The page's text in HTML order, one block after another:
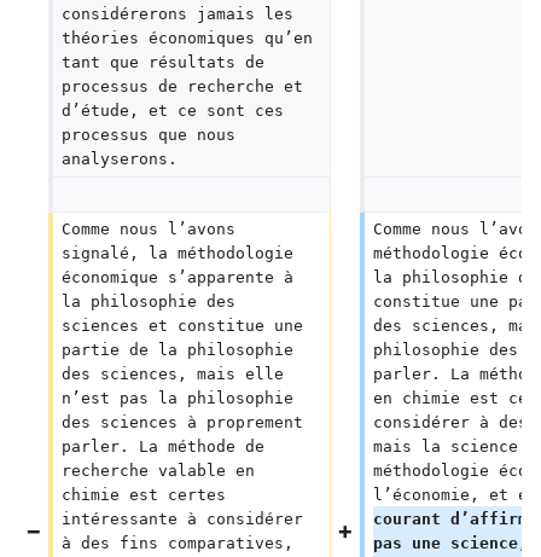
considérerons jamais les
théories économiques qu’en
tant que résultats de
processus de recherche et
d’étude, et ce sont ces
processus que nous
analyserons.
Comme nous l’avons
signalé, la méthodologie
économique s’apparente à
la philosophie des
sciences et constitue une
partie de la philosophie
des sciences, mais elle
n’est pas la philosophie
des sciences à proprement
parler. La méthode de
recherche valable en
chimie est certes
intéressante à considérer
à des fins comparatives,
Comme nous
méthodologie
la philosophie
constitue une
des sciences,
philosophie des
parler. La
en chimie est
considérer à
mais la science
méthodologie
l’économie, et
courant
pas une